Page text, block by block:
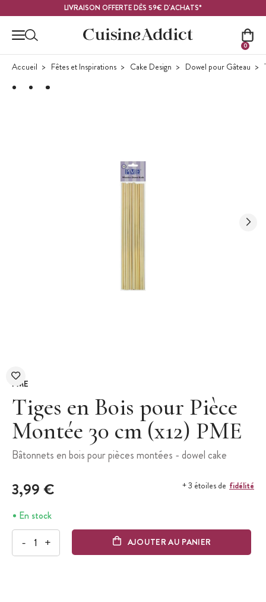
LIVRAISON OFFERTE DÈS 59€ D'ACHATS*
0
Accueil Fêtes et Inspirations Cake Design Dowel pour Gâteau
PME
Tiges en Bois pour Pièce
Montée 30 cm (x12) PME
Bâtonnets en bois pour pièces montées - dowel cake
3,99 € + 3 étoiles de fidélité
En stock
- + AJOUTER AU PANIER